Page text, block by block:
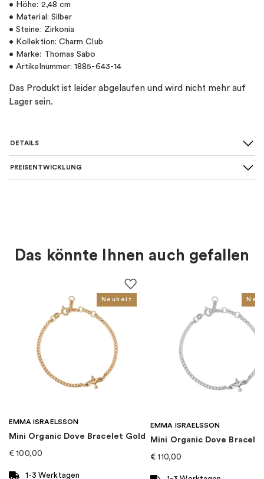
• Höhe: 2,48 cm
• Material: Silber
• Steine: Zirkonia
• Kollektion: Charm Club
• Marke: Thomas Sabo
• Artikelnummer: 1885-643-14
Das Produkt ist leider abgelaufen und wird nicht mehr auf
Lager sein.
DETAILS
SKU
Zirkonia
Thema
Für wen
Kollektion: Charm Club
Kategorie Charms
PREISENTWICKLUNG
Das könnte Ihnen auch gefallen
Neuheit
EMMA ISRAELSSON
Mini Organic Dove Bracelet Gold
€ 100,00
1-3 Werktagen
EMMA ISRAELSSON
Mini Organic Dove
€ 110,00